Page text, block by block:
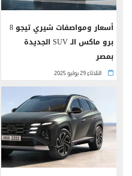
أسعار ومواصفات شيري تيجو 8
برو ماكس الـ SUV الجديدة
بمصر
الثلاثاء 29 يوليو 2025